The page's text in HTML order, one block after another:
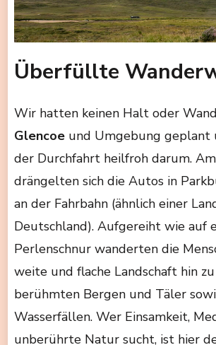
Überfüllte
Wir hatten keinen Halt oder
Glencoeund Umgebung geplant
der Durchfahrt heilfroh darum.
drängelten sich die Autos in
an der Fahrbahn (ähnlich einer
Deutschland). Aufgereiht wie auf
Perlenschnur wanderten die
weite und flache Landschaft hin
berühmten Bergen und Täler
Wasserfällen. Wer Einsamkeit,
unberührte Natur sucht, ist hier